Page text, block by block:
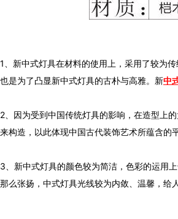
1、 新中式灯具在材料的使用上，采用了较为传统
也是为了凸显新中式灯具的古朴与高雅。新中
2、 因为受到中国传统灯具的影响，在造型上
来构造， 以此体现中国古代装饰艺术所蕴含的平
3、 新中式灯具的颜色较为简洁，色彩的运用
那么张扬，中式灯具光线较为内敛、温馨，给